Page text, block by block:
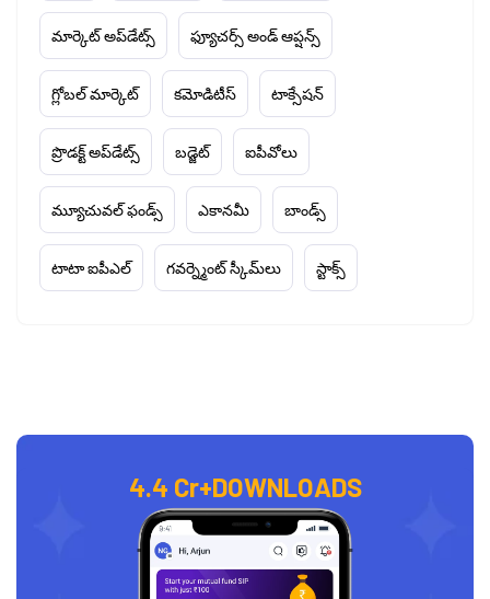
మార్కెట్ అప్‌డేట్స్ ఫ్యూచర్స్ అండ్ ఆప్షన్స్
గ్లోబల్ మార్కెట్ కమోడిటీస్ టాక్సేషన్
ప్రొడక్ట్ అప్‌డేట్స్ బడ్జెట్ ఐపీవోలు
మ్యూచువల్ ఫండ్స్ ఎకానమీ బాండ్స్
టాటా ఐపీఎల్ గవర్న్మెంట్ స్కీమ్‌లు స్టాక్స్
4.4 Cr+DOWNLOADS